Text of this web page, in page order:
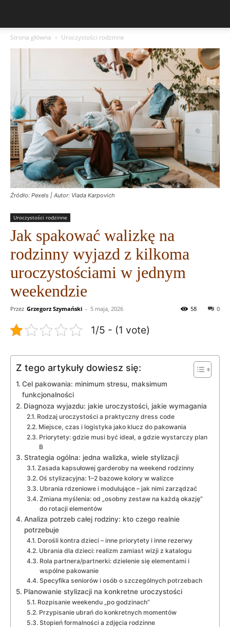
Strona główna Uroczystości rodzinne
Źródło: Pexels | Autor: Vlada Karpovich
Uroczystości rodzinne
Jak spakować walizkę na
rodzinny wyjazd z kilkoma
uroczystościami w jednym
weekendzie
Przez Grzegorz Szymański - 5 maja, 2026 0
58
1/5 - (1 vote)
Z tego artykuły dowiesz się:
Cel pakowania: minimum stresu, maksimum
funkcjonalności
Diagnoza wyjazdu: jakie uroczystości, jakie wymagania
Rodzaj uroczystości a praktyczny dress code
Miejsce, czas i logistyka jako klucz do pakowania
Priorytety: gdzie musi być ideał, a gdzie wystarczy plan
B
Strategia ogólna: jedna walizka, wiele stylizacji
Zasada kapsułowej garderoby na weekend rodzinny
Oś stylizacyjna: 1–2 bazowe kolory w walizce
Ubrania rdzeniowe i modulujące – jak nimi zarządzać
Zmiana myślenia: od „osobny zestaw na każdą okazję”
do rotacji elementów
Analiza potrzeb całej rodziny: kto czego realnie
potrzebuje
Dorośli kontra dzieci – inne priorytety i inne rezerwy
Ubrania dla dzieci: realizm zamiast wizji z katalogu
Rola partnera/partnerki: dzielenie się elementami i
wspólne pakowanie
Specyfika seniorów i osób o szczególnych potrzebach
Planowanie stylizacji na konkretne uroczystości
Rozpisanie weekendu „po godzinach”
Przypisanie ubrań do konkretnych momentów
Stopień formalności a zdjęcia rodzinne